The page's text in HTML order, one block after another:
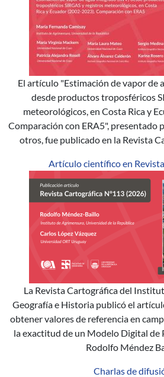
El artículo "Estimación de vapor de
desde productos troposféricos
meteorológicos, en Costa Rica y
Comparación con ERA5", presentado
otros, fue publicado en la Revista
Artículo científico en
La Revista Cartográfica del
Geografía e Historia publicó el
obtener valores de referencia en
la exactitud de un Modelo Digital de
Rodolfo Méndez
Charlas de